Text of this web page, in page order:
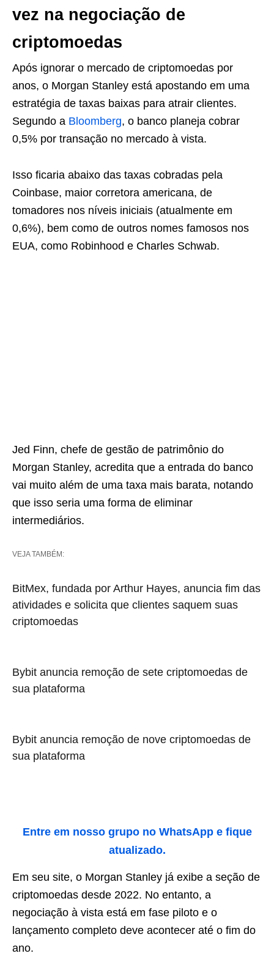
vez na negociação de
criptomoedas
Após ignorar o mercado de criptomoedas por
anos, o Morgan Stanley está apostando em uma
estratégia de taxas baixas para atrair clientes.
Segundo a Bloomberg, o banco planeja cobrar
0,5% por transação no mercado à vista.
Isso ficaria abaixo das taxas cobradas pela
Coinbase, maior corretora americana, de
tomadores nos níveis iniciais (atualmente em
0,6%), bem como de outros nomes famosos nos
EUA, como Robinhood e Charles Schwab.
Jed Finn, chefe de gestão de patrimônio do
Morgan Stanley, acredita que a entrada do banco
vai muito além de uma taxa mais barata, notando
que isso seria uma forma de eliminar
intermediários.
VEJA TAMBÉM:
BitMex, fundada por Arthur Hayes, anuncia fim das
atividades e solicita que clientes saquem suas
criptomoedas
Bybit anuncia remoção de sete criptomoedas de
sua plataforma
Bybit anuncia remoção de nove criptomoedas de
sua plataforma
Entre em nosso grupo no WhatsApp e fique
atualizado.
Em seu site, o Morgan Stanley já exibe a seção de
criptomoedas desde 2022. No entanto, a
negociação à vista está em fase piloto e o
lançamento completo deve acontecer até o fim do
ano.